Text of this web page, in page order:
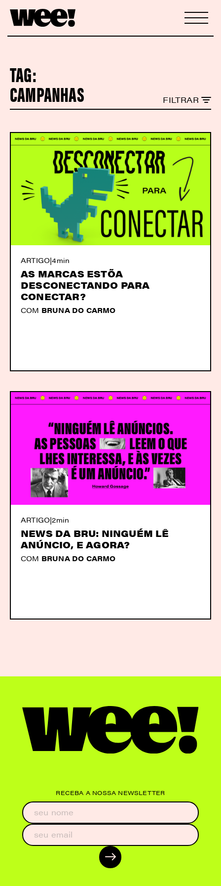
TAG:
CAMPANHAS FILTRAR
ARTIGO|4min
AS MARCAS ESTÕA
DESCONECTANDO PARA
CONECTAR?
COM BRUNA DO CARMO
ARTIGO|2min
NEWS DA BRU: NINGUÉM LÊ
ANÚNCIO, E AGORA?
COM BRUNA DO CARMO
RECEBA A NOSSA NEWSLETTER